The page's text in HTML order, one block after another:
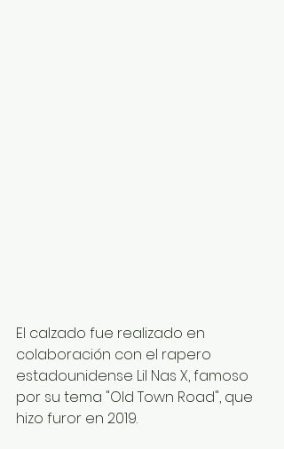
El calzado fue realizado en
colaboración con el rapero
estadounidense Lil Nas X, famoso
por su tema "Old Town Road", que
hizo furor en 2019.